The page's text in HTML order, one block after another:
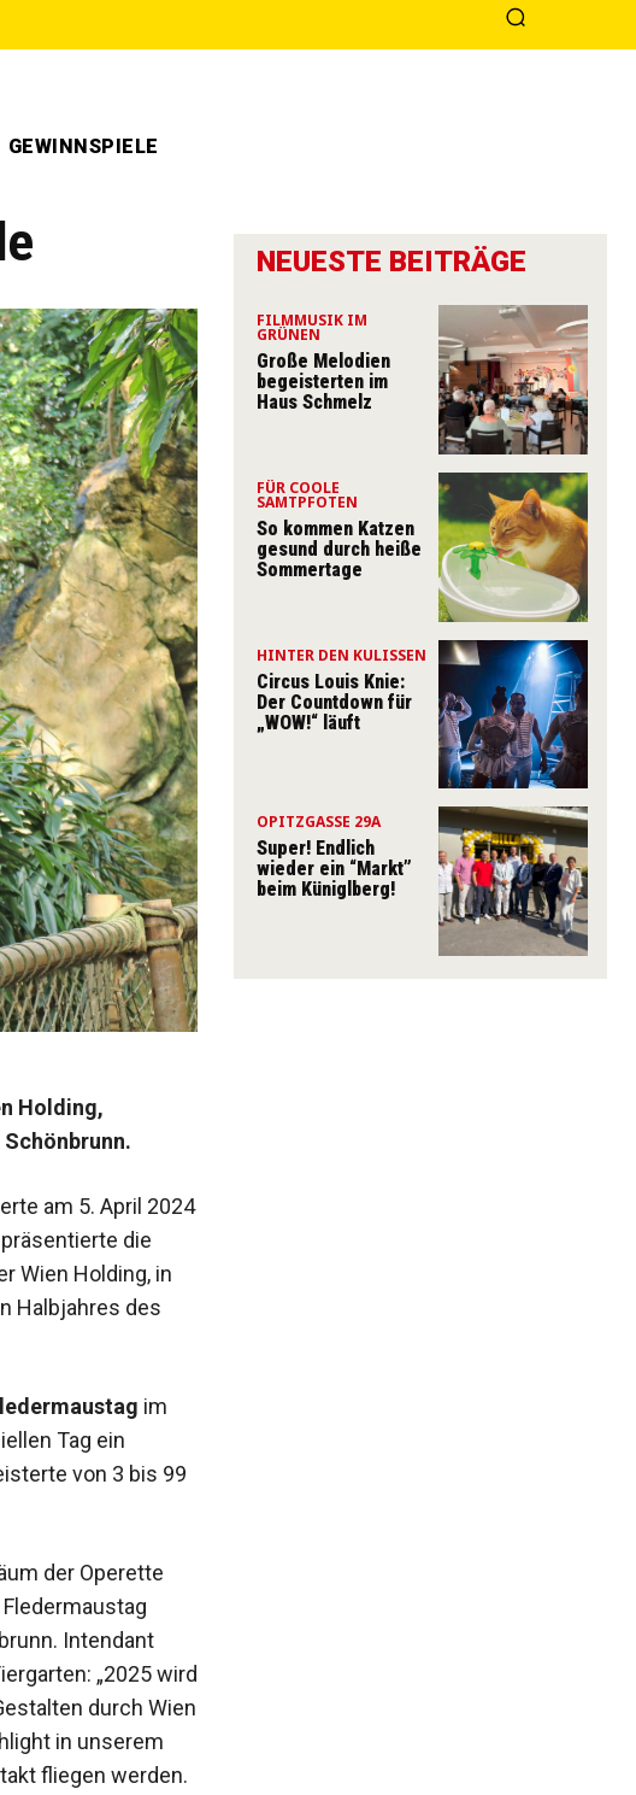
GEWINNSPIELE
Holding,
am 5. April 2024
die
Wien Holding, in
Halbjahres des
im
Tag ein
von 3 bis 99
der Operette
Intendant
„2025 wird
durch Wien
in unserem
fliegen werden.
NEUESTE BEITRÄGE
FILMMUSIK IM
GRÜNEN
Große Melodien
begeisterten im
Haus Schmelz
FÜR COOLE
SAMTPFOTEN
So kommen Katzen
gesund durch heiße
Sommertage
HINTER DEN KULISSEN
Circus Louis Knie:
Der Countdown für
„WOW!“ läuft
OPITZGASSE 29A
Super! Endlich
wieder ein “Markt”
beim Küniglberg!